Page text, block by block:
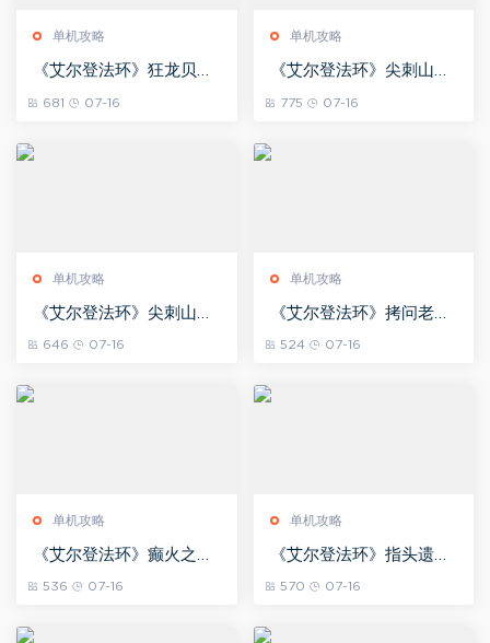
单机攻略
《艾尔登法环》狂龙贝勒
681 07-16
单机攻略
《艾尔登法环》尖刺山的
775 07-16
单机攻略
《艾尔登法环》尖刺山的
646 07-16
单机攻略
《艾尔登法环》拷问老者
524 07-16
单机攻略
《艾尔登法环》癫火之王
536 07-16
单机攻略
《艾尔登法环》指头遗迹
570 07-16